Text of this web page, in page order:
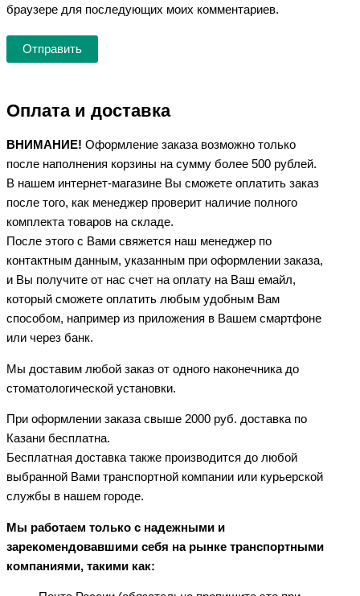
браузере для последующих моих комментариев.
Оплата и доставка
ВНИМАНИЕ! Оформление заказа возможно только
после наполнения корзины на сумму более 500 рублей.
В нашем интернет-магазине Вы сможете оплатить заказ
после того, как менеджер проверит наличие полного
комплекта товаров на складе.
После этого с Вами свяжется наш менеджер по
контактным данным, указанным при оформлении заказа,
и Вы получите от нас счет на оплату на Ваш емайл,
который сможете оплатить любым удобным Вам
способом, например из приложения в Вашем смартфоне
или через банк.
Мы доставим любой заказ от одного наконечника до
стоматологической установки.
При оформлении заказа свыше 2000 руб. доставка по
Казани бесплатна.
Бесплатная доставка также производится до любой
выбранной Вами транспортной компании или курьерской
службы в нашем городе.
Мы работаем только с надежными и
зарекомендовавшими себя на рынке транспортными
компаниями, такими как: